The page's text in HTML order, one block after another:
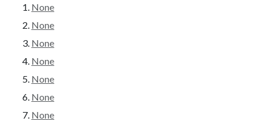
None
None
None
None
None
None
None